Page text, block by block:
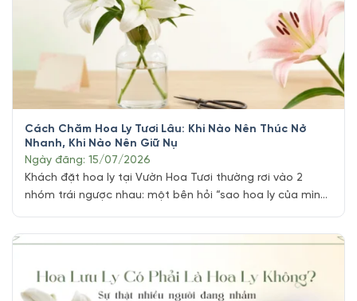
Cách Chăm Hoa Ly Tươi Lâu: Khi Nào Nên Thúc Nở
Nhanh, Khi Nào Nên Giữ Nụ
Ngày đăng: 15/07/2026
Khách đặt hoa ly tại Vườn Hoa Tươi thường rơi vào 2
nhóm trái ngược nhau: một bên hỏi “sao hoa ly của mình
nở nhanh kịp trước tiệc”. Cùng một loài hoa nhưng 2 nhu
cầu hoàn toàn ngược chiều, và [...]